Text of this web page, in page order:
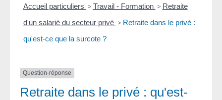
Accueil particuliers > Travail - Formation > Retraite
d'un salarié du secteur privé > Retraite dans le privé :
qu'est-ce que la surcote ?
Question-réponse
Retraite dans le privé : qu'est-